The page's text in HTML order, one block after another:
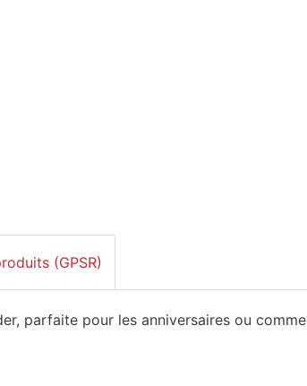
(GPSR)
parfaite pour les anniversaires ou comme